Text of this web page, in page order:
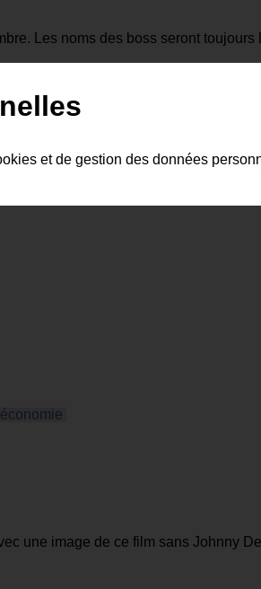
Les noms des boss seront toujours
économie
une image de ce film sans Johnny
et de gestion des données